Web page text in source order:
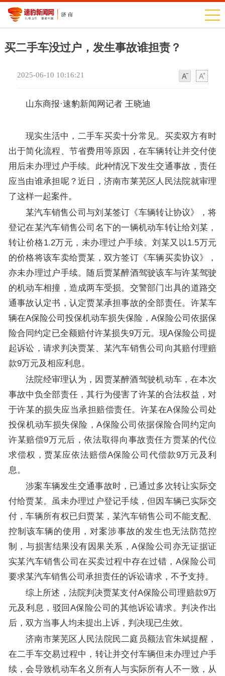
买二手车没过户，发生事故谁担责？
2025-06-10 10:16:21
山东商报·速豹新闻网记者 王晓迪
现实生活中，二手车买卖十分常见。买卖双方有时
出于简化流程、节省费用等原因，在车辆转让并交付使
用后未办理过户手续。此种情况下发生交通事故，责任
应当由谁承担呢？近日，济南市莱芜区人民法院就审理
了这样一起案件。
某汽车销售公司与刘某签订《车辆转让协议》，将
登记在某汽车销售公司名下的一辆机动车转让给刘某，
转让价格1.2万元，未办理过户手续。刘某又以1.5万元
的价格将该车卖给贾某，双方签订《车辆买卖协议》，
亦未办理过户手续。随后贾某醉酒驾驶该车与许某驾驶
的机动车相撞，造成两车受损。交警部门出具的道路交
通事故认定书，认定贾某承担事故的全部责任。许某车
辆在A保险公司投保机动车损失保险，A保险公司依据保
险合同约定已全额赔付许某损失9万元。现A保险公司提
起诉讼，请求判决贾某、某汽车销售公司向其赔付理赔
款9万元及相应利息。
法院经审理认为，因贾某醉酒驾驶机动车，在本次
事故中负全部责任，其行为侵害了许某的合法权益，对
于许某的损失应当承担赔偿责任。许某在A保险公司处
投保机动车损失保险，A保险公司依据保险合同约定向
许某赔偿9万元后，依法取得向事故责任方贾某的代位
求偿权，贾某应依法赔偿A保险公司代偿款9万元及利
息。
涉案车辆发生交通事故时，已通过多次转让实际交
付给贾某。虽未办理过户登记手续，但因车辆已实际交
付，车辆所有权已归贾某，某汽车销售公司不能支配、
控制该车辆的使用，对案涉事故的发生也无法防范控
制，与损害结果没有因果关系，A保险公司亦无证据证
实某汽车销售公司在买卖过程中存在过错，A保险公司
要求某汽车销售公司承担责任的诉讼请求，不予支持。
综上所述，法院判决贾某支付A保险公司理赔款9万
元及利息，驳回A保险公司的其他诉讼请求。判决作出
后，双方当事人均未提出上诉，判决现已生效。
济南市莱芜区人民法院民二庭员额法官朱斌提醒，
在二手车交易过程中，转让并交付车辆但未办理过户手
续，会导致机动车名义所有人与实际所有人不一致，从